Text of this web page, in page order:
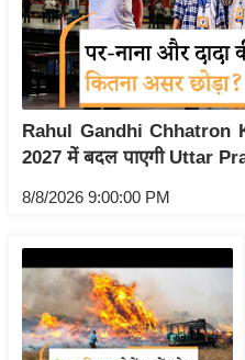
ग
ज
ग
त
वि
शे
ष
रा
य
ब
ज
Rahul Gandhi Chhatron
2027 में बदल पाएगी Uttar
8/8/2026 9:00:00 PM